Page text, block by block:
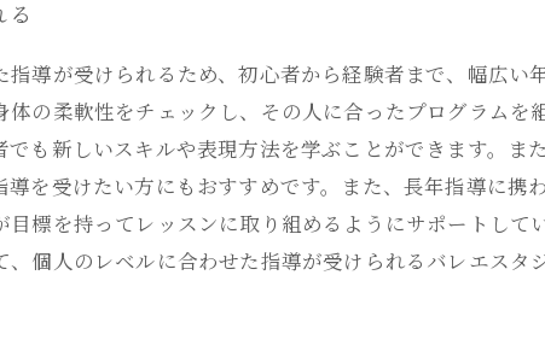
導が受けられるため、初心者から経験者まで、幅広い
の柔軟性をチェックし、その人に合ったプログラムを
も新しいスキルや表現方法を学ぶことができます。ま
を受けたい方にもおすすめです。また、長年指導に携
標を持ってレッスンに取り組めるようにサポートして
個人のレベルに合わせた指導が受けられるバレエスタ